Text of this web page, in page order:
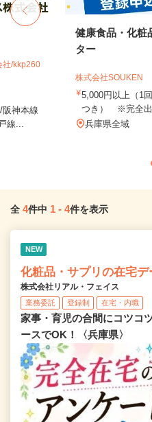
社/kkp260
神本線
線...
健康食品・化粧
ター
株式会社SOUKEN
5,000円以上（1
つき） ※完全出
兵庫県全域
全 4件中 1 - 4件を表示
NEW
化粧品・サプリの在宅デ
株式会社リアル・フェイス
業務委託 登録制 在宅・内職
家事・育児の合間にコツコ
ースでOK！〈兵庫県〉